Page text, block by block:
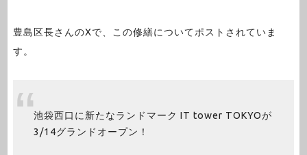
豊島区長さんのXで、この修繕についてポストされていま
す。
池袋西口に新たなランドマーク IT tower TOKYOが
3/14グランドオープン！